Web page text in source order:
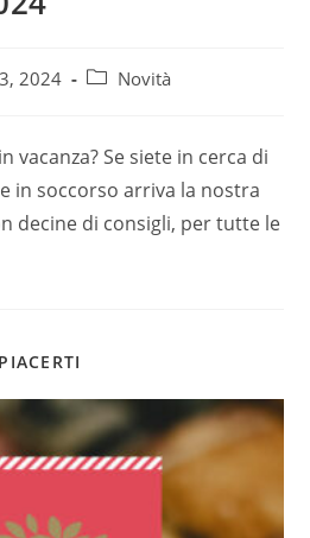
2024
PostNovità
vacanza? Se siete in cerca di
in soccorso arriva la nostra
decine di consigli, per tutte le